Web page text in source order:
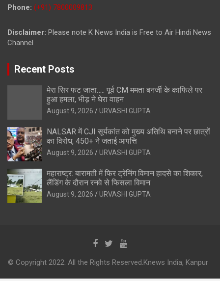
Phone: (+91) 7800009813
Disclaimer: Please note K News India is Free to Air Hindi News
Channel
Recent Posts
मेरा सिर फट जाता….. पूर्व CM ममता बनर्जी के काफिले पर
हुआ हमला, भीड़ ने घेरा वाहन
August 9, 2026 URVASHI GUPTA
NALSAR में CJI सूर्यकांत को मुख्य अतिथि बनाने पर छात्रों
का विरोध, 450+ ने जताई आपत्ति
August 9, 2026 URVASHI GUPTA
महाराष्ट्र: बारामती में फिर ट्रेनिंग विमान हादसे का शिकार,
लैंडिंग के दौरान रनवे से फिसला विमान
August 9, 2026 URVASHI GUPTA
© Copyright 2022. All the Rights Reserved.Knews India, Kanpur